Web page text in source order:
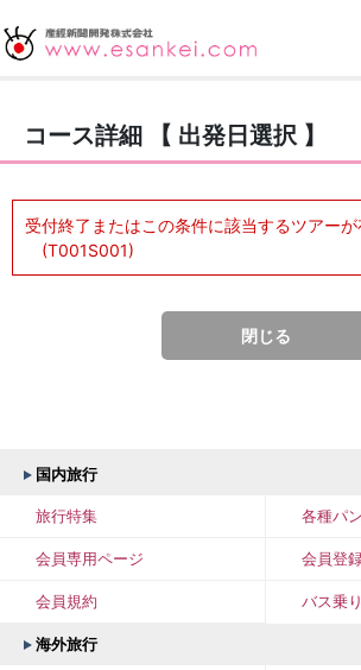
コース詳細 【 出発日選択 】
受付終了またはこの条件に該当するツアーが
(T001S001)
閉じる
国内旅行
旅行特集 各種パ
会員専用ページ 会員登
会員規約 バス乗
海外旅行